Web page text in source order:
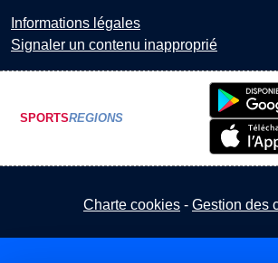
Informations légales
Signaler un contenu inapproprié
SPORTSREGIONS
Charte cookies Gestion des